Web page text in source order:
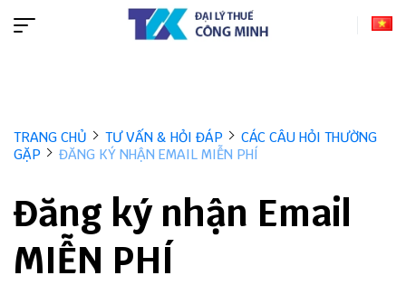
TRANG CHỦ TƯ VẤN & HỎI ĐÁP
CÁC CÂU HỎI THƯỜNG
GẶP
ĐĂNG KÝ NHẬN EMAIL MIỄN PHÍ
Đăng ký nhận Email
MIỄN PHÍ